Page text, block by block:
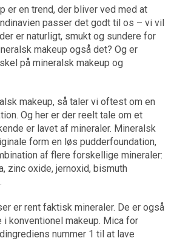
er en trend, der bliver ved med at
passer det godt til os – vi vil
er naturligt, smukt og sundere for
makeup også det? Og er
på mineralsk makeup og
makeup, så taler vi oftest om en
Og her er der reelt tale om et
er lavet af mineraler. Mineralsk
form en løs pudderfoundation,
af flere forskellige mineraler:
zinc oxide, jernoxid, bismuth
er rent faktisk mineraler. De er også
konventionel makeup. Mica for
nummer 1 til at lave